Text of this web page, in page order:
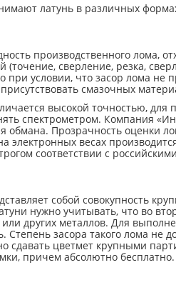
латунь в различных
производственного лома,
(точение, сверление, резка,
при условии, что засор лома
смазочных
высокой точностью,
спектрометром. Компания
обмана. Прозрачность оценки
электронных весах
соответствии с
собой совокупность
нужно учитывать, что во
других металлов. Для
Степень засора такого лома
сдавать цветмет крупными
причем абсолютно бесплатно.